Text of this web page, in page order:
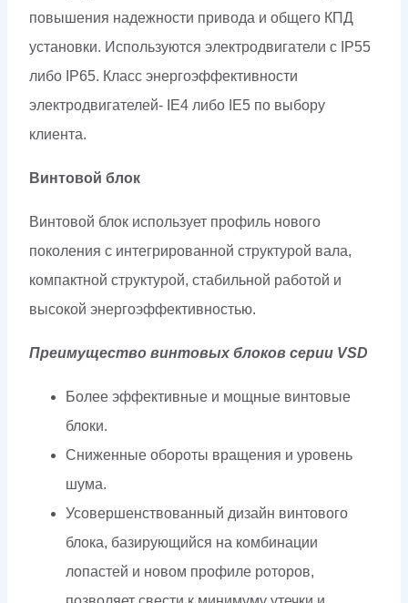
повышения надежности привода и общего КПД
установки. Используются электродвигатели с IP55
либо IP65. Класс энергоэффективности
электродвигателей- IE4 либо IE5 по выбору
клиента.
Винтовой блок
Винтовой блок использует профиль нового
поколения с интегрированной структурой вала,
компактной структурой, стабильной работой и
высокой энергоэффективностью.
Преимущество винтовых блоков серии VSD
Более эффективные и мощные винтовые
блоки.
Сниженные обороты вращения и уровень
шума.
Усовершенствованный дизайн винтового
блока, базирующийся на комбинации
лопастей и новом профиле роторов,